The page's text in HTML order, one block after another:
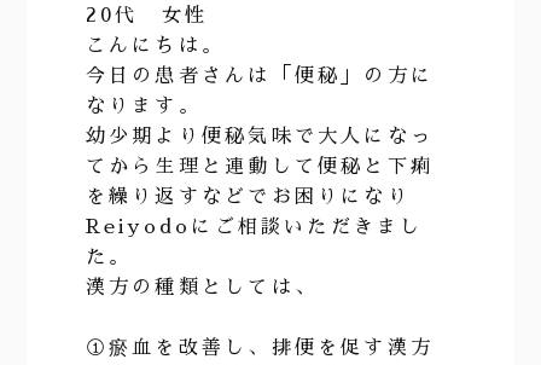
20代 女性
こんにちは。
今日の患者さんは「便秘」の方に
なります。
幼少期より便秘気味で大人になっ
てから生理と連動して便秘と下痢
を繰り返すなどでお困りになり
Reiyodoにご相談いただきまし
た。
漢方の種類としては、
①瘀血を改善し、排便を促す漢方